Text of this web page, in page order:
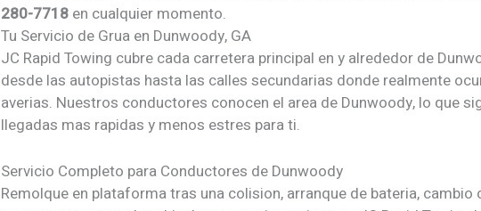
280-7718 en cualquier momento.
Tu Servicio de Grua en Dunwoody, GA
JC Rapid Towing cubre cada carretera principal en y alrededor de
desde las autopistas hasta las calles secundarias donde realmente
averias. Nuestros conductores conocen el area de Dunwoody, lo que
llegadas mas rapidas y menos estres para ti.
Servicio Completo para Conductores de Dunwoody
Remolque en plataforma tras una colision, arranque de bateria, cambio